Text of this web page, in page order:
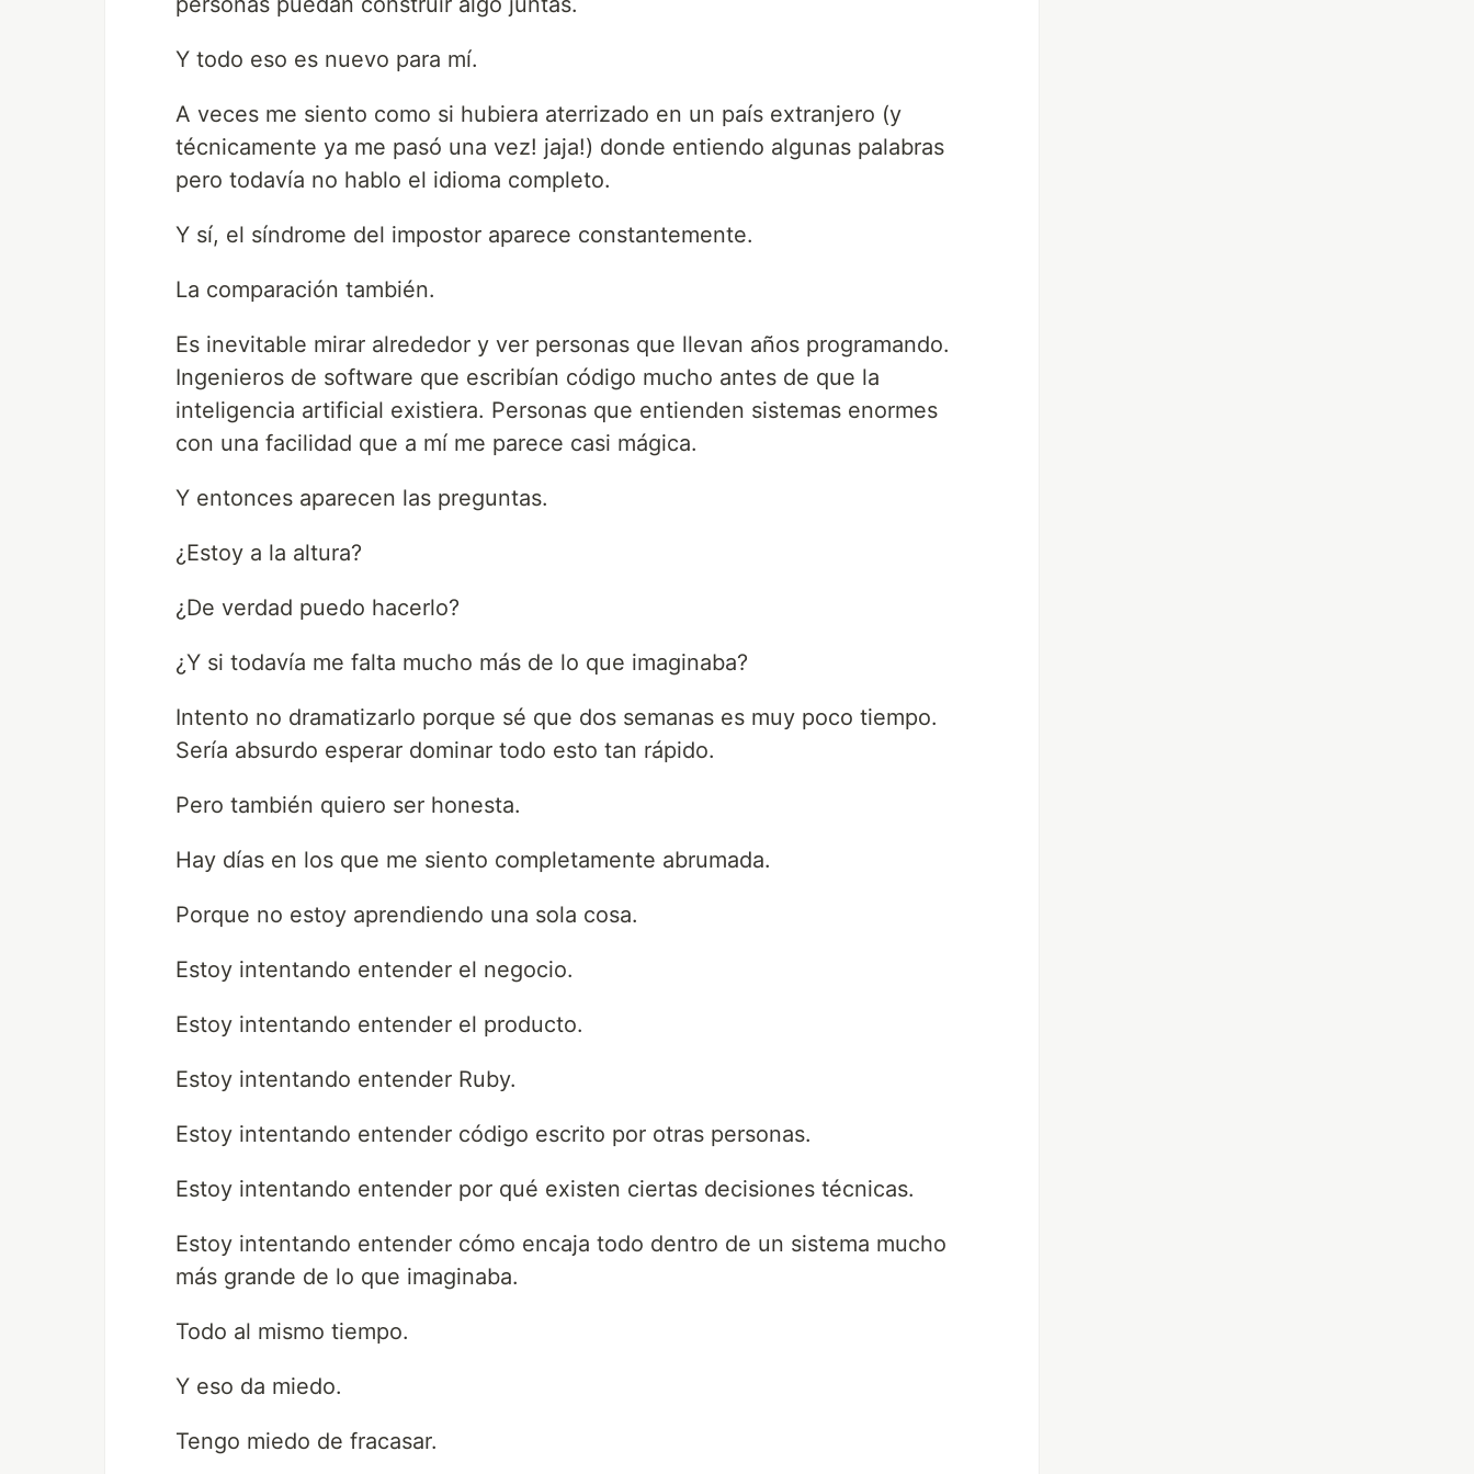
Y todo eso es nuevo para mí.
A veces me siento como si hubiera aterrizado en un país extranjero (y
técnicamente ya me pasó una vez! jaja!) donde entiendo algunas palabras
pero todavía no hablo el idioma completo.
Y sí, el síndrome del impostor aparece constantemente.
La comparación también.
Es inevitable mirar alrededor y ver personas que llevan años programando.
Ingenieros de software que escribían código mucho antes de que la
inteligencia artificial existiera. Personas que entienden sistemas enormes
con una facilidad que a mí me parece casi mágica.
Y entonces aparecen las preguntas.
¿Estoy a la altura?
¿De verdad puedo hacerlo?
¿Y si todavía me falta mucho más de lo que imaginaba?
Intento no dramatizarlo porque sé que dos semanas es muy poco tiempo.
Sería absurdo esperar dominar todo esto tan rápido.
Pero también quiero ser honesta.
Hay días en los que me siento completamente abrumada.
Porque no estoy aprendiendo una sola cosa.
Estoy intentando entender el negocio.
Estoy intentando entender el producto.
Estoy intentando entender Ruby.
Estoy intentando entender código escrito por otras personas.
Estoy intentando entender por qué existen ciertas decisiones técnicas.
Estoy intentando entender cómo encaja todo dentro de un sistema mucho
más grande de lo que imaginaba.
Todo al mismo tiempo.
Y eso da miedo.
Tengo miedo de fracasar.